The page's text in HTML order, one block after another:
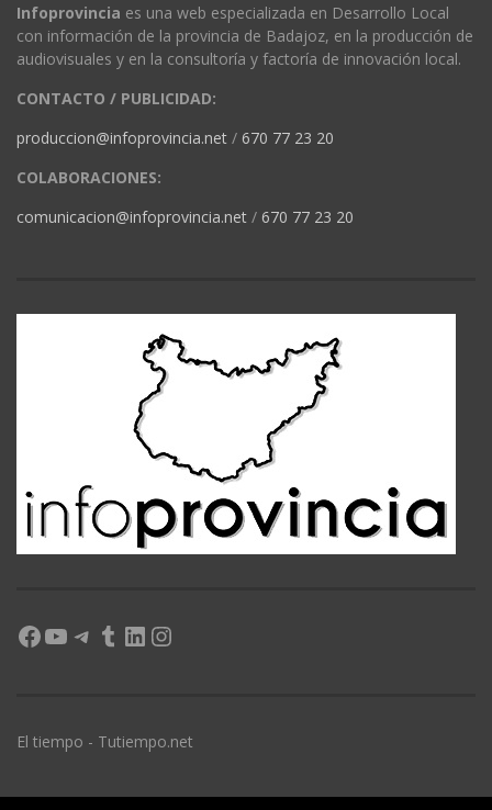
Infoprovincia es una web especializada en Desarrollo Local
con información de la provincia de Badajoz, en la producción de
audiovisuales y en la consultoría y factoría de innovación local.
CONTACTO / PUBLICIDAD:
produccion@infoprovincia.net / 670 77 23 20
COLABORACIONES:
comunicacion@infoprovincia.net / 670 77 23 20
Facebook
YouTube
Telegram
Tumblr
LinkedIn
Instagram
El tiempo - Tutiempo.net